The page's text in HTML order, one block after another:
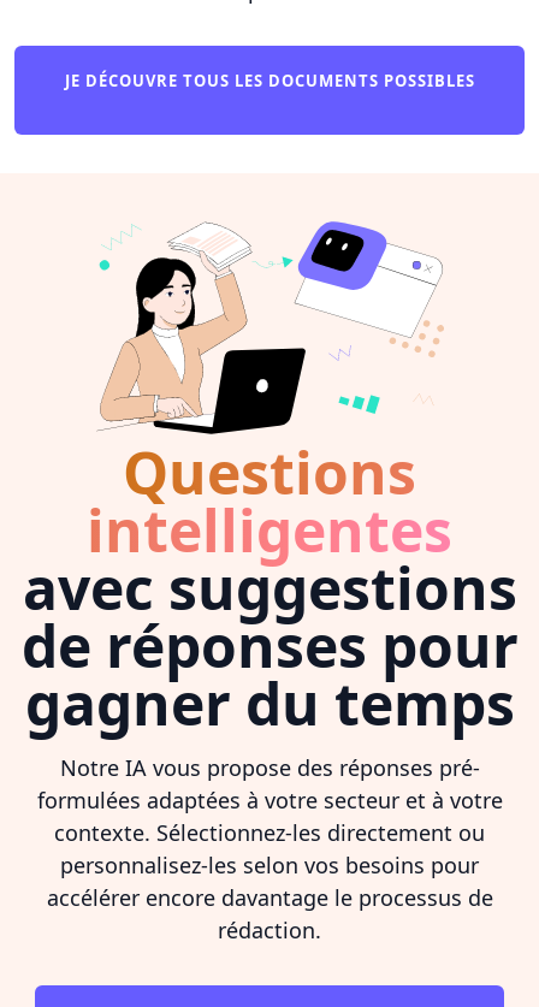
JE DÉCOUVRE TOUS LES DOCUMENTS POSSIBLES
Questions
intelligentes
avec suggestions
de réponses pour
gagner du temps
Notre IA vous propose des réponses pré-
formulées adaptées à votre secteur et à votre
contexte. Sélectionnez-les directement ou
personnalisez-les selon vos besoins pour
accélérer encore davantage le processus de
rédaction.